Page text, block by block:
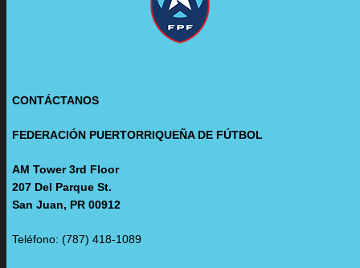
CONTÁCTANOS
FEDERACIÓN PUERTORRIQUEÑA DE FÚTBOL
AM Tower 3rd Floor
207 Del Parque St.
San Juan, PR 00912
Teléfono: (787) 418-1089